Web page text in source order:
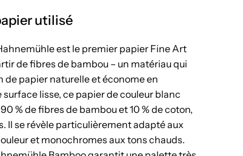
utilisé
est le premier papier Fine Art
de fibres de bambou – un matériau qui
papier naturelle et économe en
surface lisse, ce papier de couleur blanc
% de fibres de bambou et 10 % de coton,
Il se révèle particulièrement adapté aux
et monochromes aux tons chauds.